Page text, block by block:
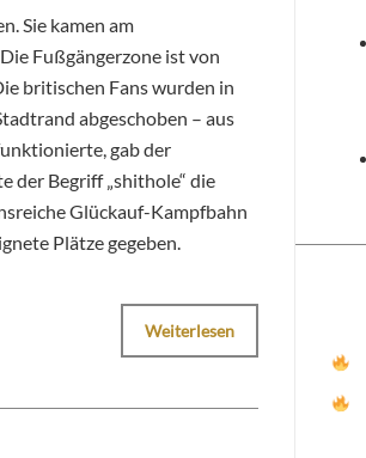
Sie kamen am
Fußgängerzone ist von
britischen Fans wurden in
abgeschoben – aus
gab der
der Begriff „shithole“ die
Glückauf-Kampfbahn
Plätze gegeben.
Weiterlesen